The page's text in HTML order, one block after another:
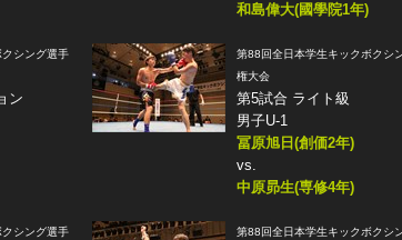
和島偉大(國學院1年)
シング選手
ン
第88回全日本学生キックボクシ
権大会
第5試合 ライト級
男子U-1
冨原旭日(創価2年)
vs.
中原昴生(専修4年)
シング選手
第88回全日本学生キックボクシ